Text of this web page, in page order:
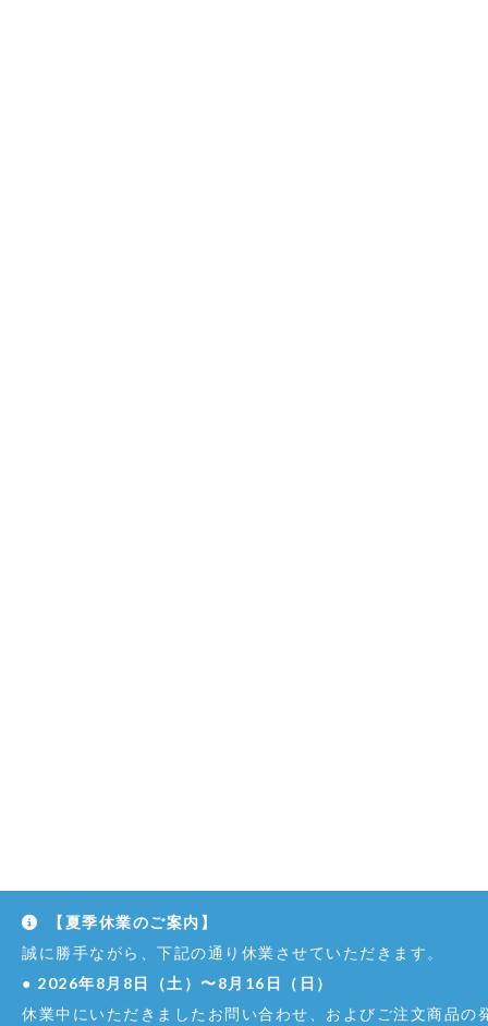
【夏季休業のご案内】
誠に勝手ながら、下記の通り休業させていただきます。
● 2026年8月8日（土）〜8月16日（日）
休業中にいただきましたお問い合わせ、およびご注文商品の